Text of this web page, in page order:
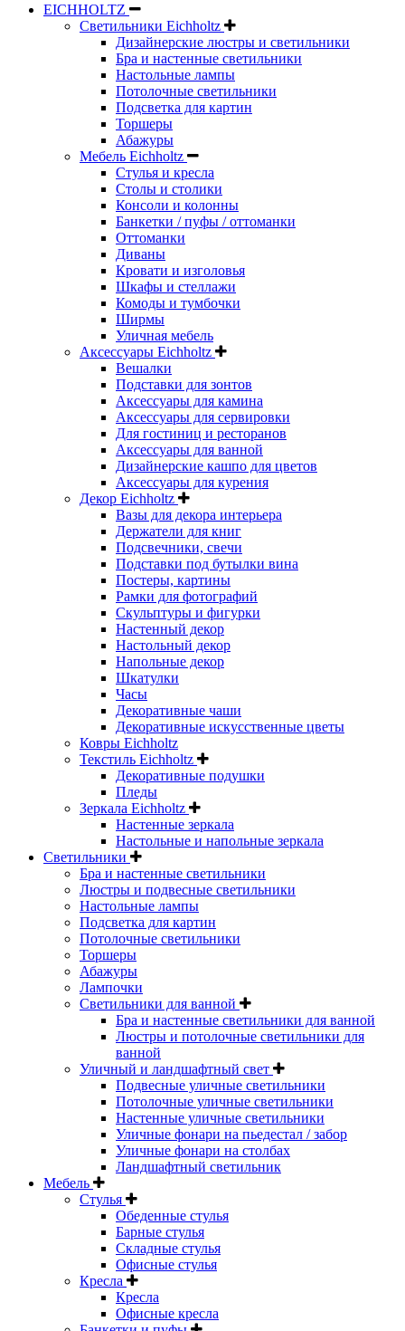
EICHHOLTZ
Светильники Eichholtz
Дизайнерские люстры и светильники
Бра и настенные светильники
Настольные лампы
Потолочные светильники
Подсветка для картин
Торшеры
Абажуры
Мебель Eichholtz
Стулья и кресла
Столы и столики
Консоли и колонны
Банкетки / пуфы / оттоманки
Оттоманки
Диваны
Кровати и изголовья
Шкафы и стеллажи
Комоды и тумбочки
Ширмы
Уличная мебель
Аксессуары Eichholtz
Вешалки
Подставки для зонтов
Аксессуары для камина
Аксессуары для сервировки
Для гостиниц и ресторанов
Аксессуары для ванной
Дизайнерские кашпо для цветов
Аксессуары для курения
Декор Eichholtz
Вазы для декора интерьера
Держатели для книг
Подсвечники, свечи
Подставки под бутылки вина
Постеры, картины
Рамки для фотографий
Скульптуры и фигурки
Настенный декор
Настольный декор
Напольные декор
Шкатулки
Часы
Декоративные чаши
Декоративные искусственные цветы
Ковры Eichholtz
Текстиль Eichholtz
Декоративные подушки
Пледы
Зеркала Eichholtz
Настенные зеркала
Настольные и напольные зеркала
Светильники
Бра и настенные светильники
Люстры и подвесные светильники
Настольные лампы
Подсветка для картин
Потолочные светильники
Торшеры
Абажуры
Лампочки
Светильники для ванной
Бра и настенные светильники для ванной
Люстры и потолочные светильники для
ванной
Уличный и ландшафтный свет
Подвесные уличные светильники
Потолочные уличные светильники
Настенные уличные светильники
Уличные фонари на пьедестал / забор
Уличные фонари на столбах
Ландшафтный светильник
Мебель
Стулья
Обеденные стулья
Барные стулья
Складные стулья
Офисные стулья
Кресла
Кресла
Офисные кресла